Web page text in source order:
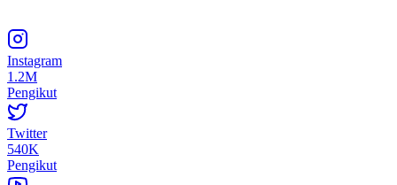
Instagram
1.2M
Pengikut
Twitter
540K
Pengikut